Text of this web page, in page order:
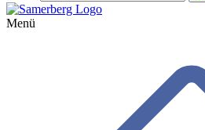
Menü